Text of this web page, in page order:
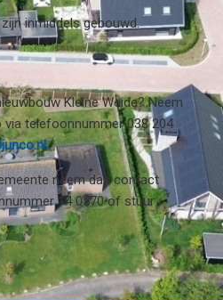
inmiddels gebouwd.
Kleine Weide?Neem
telefoonnummer 038 204
neem dan contact
14 0570 of stuur